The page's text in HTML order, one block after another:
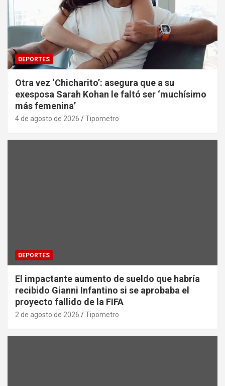
DEPORTES
Otra vez ‘Chicharito’: asegura que a su
exesposa Sarah Kohan le faltó ser ‘muchísimo
más femenina’
4 de agosto de 2026 Tipometro
DEPORTES
El impactante aumento de sueldo que habría
recibido Gianni Infantino si se aprobaba el
proyecto fallido de la FIFA
2 de agosto de 2026 Tipometro